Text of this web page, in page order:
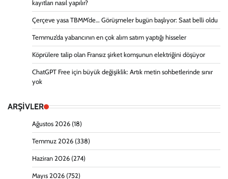
kayıtları nasıl yapılır?
Çerçeve yasa TBMM’de… Görüşmeler bugün başlıyor: Saat belli oldu
Temmuz’da yabancının en çok alım satım yaptığı hisseler
Köprülere talip olan Fransız şirket komşunun elektriğini döşüyor
ChatGPT Free için büyük değişiklik: Artık metin sohbetlerinde sınır
yok
ARŞİVLER
Ağustos 2026 (18)
Temmuz 2026 (338)
Haziran 2026 (274)
Mayıs 2026 (752)